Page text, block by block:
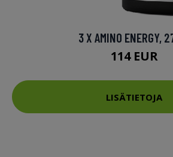
3 X AMINO ENERGY,
114 EUR
LISÄTIETOJA